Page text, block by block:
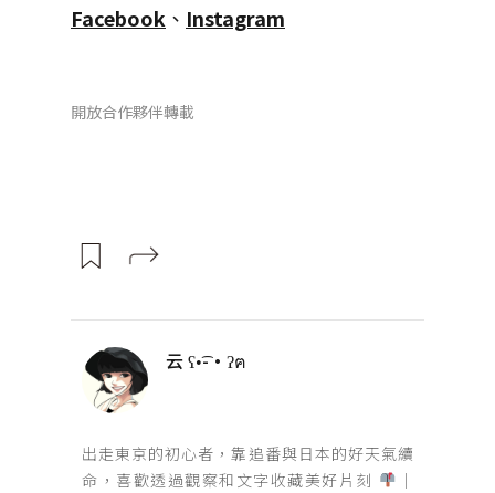
Facebook 、 Instagram
開放合作夥伴轉載
云 ʕ•͡-•ʔฅ
出走東京的初心者，靠追番與日本的好天氣續
命，喜歡透過觀察和文字收藏美好片刻
｜